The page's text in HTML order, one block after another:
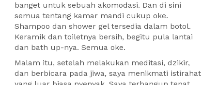
banget untuk sebuah akomodasi. Dan di sini
semua tentang kamar mandi cukup oke.
Shampoo dan shower gel tersedia dalam botol.
Keramik dan toiletnya bersih, begitu pula lantai
dan bath up-nya. Semua oke.
Malam itu, setelah melakukan meditasi, dzikir,
dan berbicara pada jiwa, saya menikmati istirahat